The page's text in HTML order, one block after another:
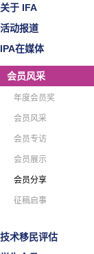
关于 IFA
活动报道
IPA在媒体
会员风采
年度会员奖
会员风采
会员专访
会员展示
会员分享
征稿启事
技术移民评估